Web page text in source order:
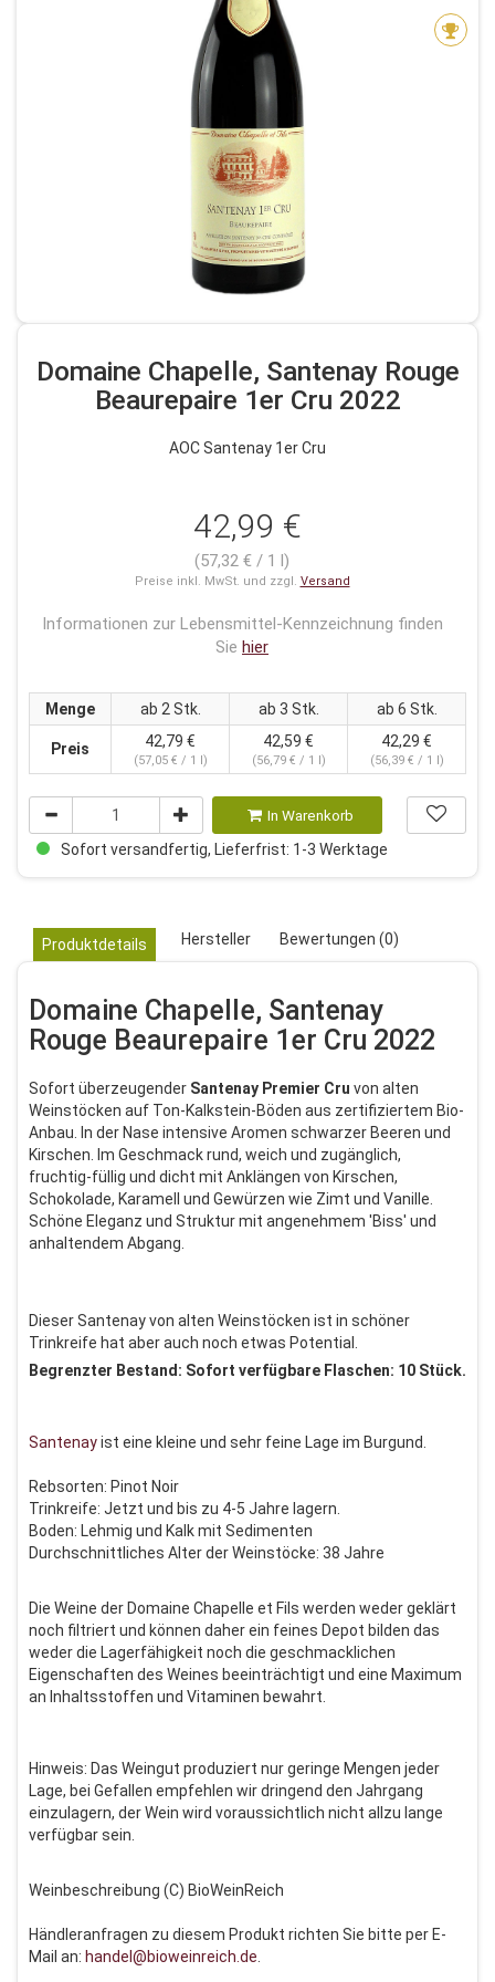
Domaine Chapelle, Santenay Rouge
Beaurepaire 1er Cru 2022
AOC Santenay 1er Cru
42,99 €
(57,32 € / 1 l)
Preise inkl. MwSt. und zzgl. Versand
Informationen zur Lebensmittel-Kennzeichnung finden
Sie hier
Menge ab 2 Stk. ab 3 Stk. ab 6 Stk.
Preis 42,79 €
(57,05 € / 1 l)
42,59 €
(56,79 € / 1 l)
42,29 €
(56,39 € / 1 l)
In Warenkorb
Sofort versandfertig, Lieferfrist: 1-3 Werktage
Produktdetails Hersteller Bewertungen (0)
Domaine Chapelle, Santenay
Rouge Beaurepaire 1er Cru 2022
Sofort überzeugender Santenay Premier Cru von alten
Weinstöcken auf Ton-Kalkstein-Böden aus zertifiziertem Bio-
Anbau. In der Nase intensive Aromen schwarzer Beeren und
Kirschen. Im Geschmack rund, weich und zugänglich,
fruchtig-füllig und dicht mit Anklängen von Kirschen,
Schokolade, Karamell und Gewürzen wie Zimt und Vanille.
Schöne Eleganz und Struktur mit angenehmem 'Biss' und
anhaltendem Abgang.
Dieser Santenay von alten Weinstöcken ist in schöner
Trinkreife hat aber auch noch etwas Potential.
Begrenzter Bestand: Sofort verfügbare Flaschen: 10 Stück.
Santenayist eine kleine und sehr feine Lage im Burgund.
Rebsorten: Pinot Noir
Trinkreife: Jetzt und bis zu 4-5 Jahre lagern.
Boden: Lehmig und Kalk mit Sedimenten
Durchschnittliches Alter der Weinstöcke: 38 Jahre
Die Weine der Domaine Chapelle et Fils werden weder geklärt
noch filtriert und können daher ein feines Depot bilden das
weder die Lagerfähigkeit noch die geschmacklichen
Eigenschaften des Weines beeinträchtigt und eine Maximum
an Inhaltsstoffen und Vitaminen bewahrt.
Hinweis: Das Weingut produziert nur geringe Mengen jeder
Lage, bei Gefallen empfehlen wir dringend den Jahrgang
einzulagern, der Wein wird voraussichtlich nicht allzu lange
verfügbar sein.
Weinbeschreibung (C) BioWeinReich
Händleranfragen zu diesem Produkt richten Sie bitte per E-
Mail an: handel@bioweinreich.de